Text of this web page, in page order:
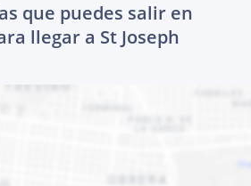
que puedes salir en
llegar a St Joseph